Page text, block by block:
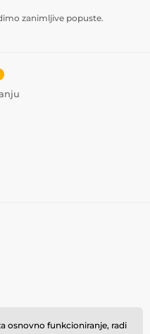
zanimljive popuste.
osnovno funkcioniranje, radi